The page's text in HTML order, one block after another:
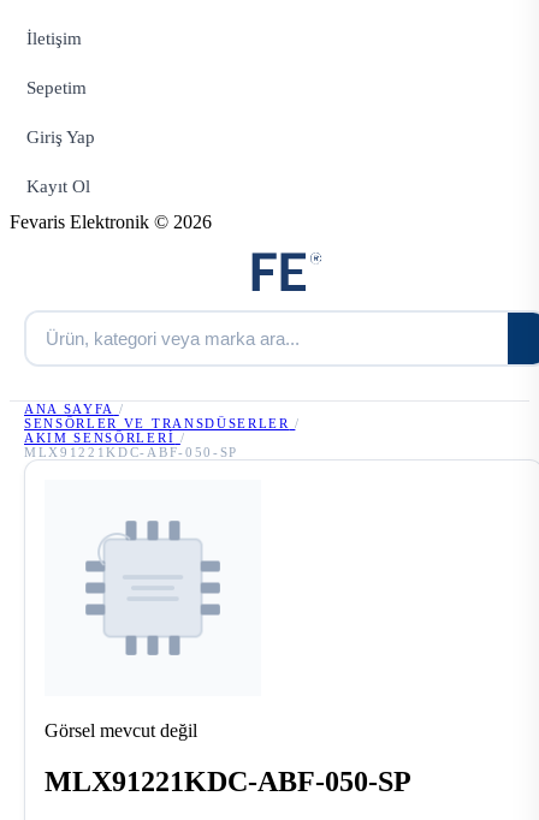
İletişim
Sepetim
Giriş Yap
Kayıt Ol
Fevaris Elektronik © 2026
ANA SAYFA /
SENSÖRLER VE TRANSDÜSERLER
/
AKIM SENSÖRLERI /
MLX91221KDC-ABF-050-SP
Görsel mevcut değil
MLX91221KDC-ABF-050-SP